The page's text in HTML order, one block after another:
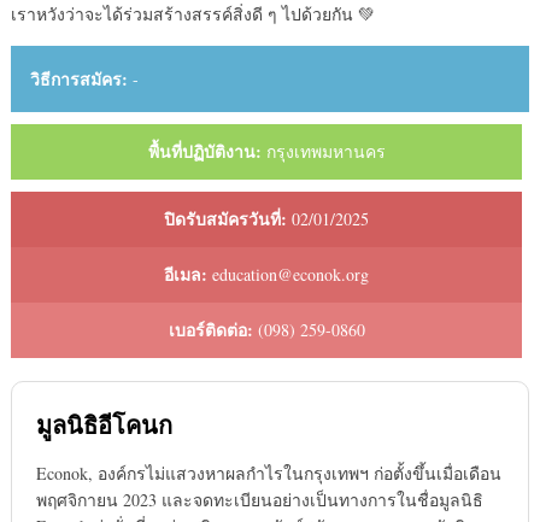
เราหวังว่าจะได้ร่วมสร้างสรรค์สิ่งดี ๆ ไปด้วยกัน 💚
วิธีการสมัคร: -
พื้นที่ปฏิบัติงาน: กรุงเทพมหานคร
ปิดรับสมัครวันที่: 02/01/2025
อีเมล: education@econok.org
เบอร์ติดต่อ: (098) 259-0860
มูลนิธิอีโคนก
Econok, องค์กรไม่แสวงหาผลกําไรในกรุงเทพฯ ก่อตั้งขึ้นเมื่อเดือน
พฤศจิกายน 2023 และจดทะเบียนอย่างเป็นทางการในชื่อมูลนิธิ